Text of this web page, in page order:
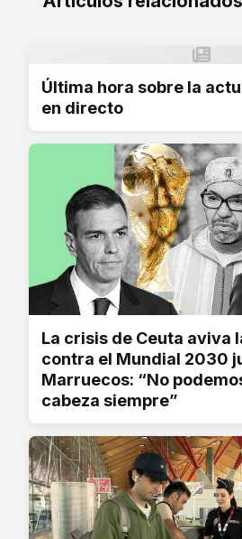
Última hora sobre la
en directo
La crisis de Ceuta aviva
contra el Mundial 2030
Marruecos: “No
cabeza siempre”